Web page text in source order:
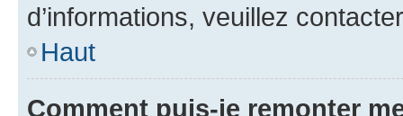
d’informations, veuillez
Haut
Comment puis-je remonter